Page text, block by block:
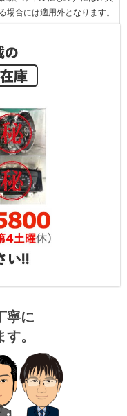
場合には適用外となります。
寧に
。